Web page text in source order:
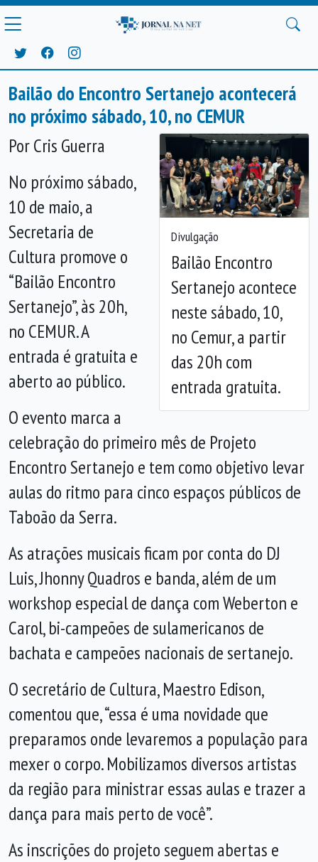
Bailão do Encontro Sertanejo acontecerá
no próximo sábado, 10, no CEMUR
Divulgação
Bailão Encontro
Sertanejo acontece
neste sábado, 10,
no Cemur, a partir
das 20h com
entrada gratuita.
Anterior
Por Cris Guerra
No próximo sábado,
10 de maio, a
Secretaria de
Cultura promove o
“Bailão Encontro
Sertanejo”, às 20h,
no CEMUR.A
entrada é gratuita e
aberto ao público.
O evento marca a
celebração do primeiro mês de Projeto
Encontro Sertanejo e tem como objetivo levar
aulas do ritmo para cinco espaços públicos de
Taboão da Serra.
As atrações musicais ficam por conta do DJ
Luis, Jhonny Quadros e banda, além de um
workshop especial de dança com Weberton e
Carol, bi-campeões de sulamericanos de
bachata e campeões nacionais de sertanejo.
O secretário de Cultura, Maestro Edison,
comentou que, “essa é uma novidade que
preparamos onde levaremos a população para
mexer o corpo. Mobilizamos diversos artistas
da região para ministrar essas aulas e trazer a
dança para mais perto de você”.
As inscrições do projeto seguem abertas e